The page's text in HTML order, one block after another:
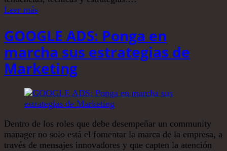
Leer más
GOOGLE ADS: Ponga en
marcha sus estrategias de
Marketing
Dentro de los roles que debe desempeñar un community
manager no solo está el fomentar la marca de la empresa, a
través de mensajes innovadores y que capten la atención